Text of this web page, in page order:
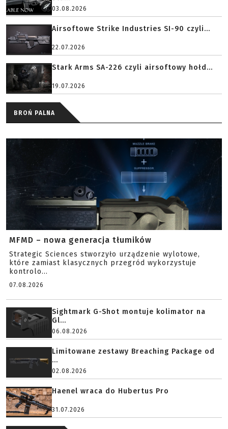
03.08.2026
Airsoftowe Strike Industries SI-90 czyli...
22.07.2026
Stark Arms SA-226 czyli airsoftowy hołd...
19.07.2026
BROŃ PALNA
MFMD – nowa generacja tłumików
Strategic Sciences stworzyło urządzenie wylotowe,
które zamiast klasycznych przegród wykorzystuje
kontrolo...
07.08.2026
Sightmark G-Shot montuje kolimator na
Gl...
06.08.2026
Limitowane zestawy Breaching Package od
...
02.08.2026
Haenel wraca do Hubertus Pro
31.07.2026